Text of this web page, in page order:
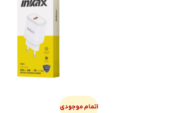
اتمام موجودی